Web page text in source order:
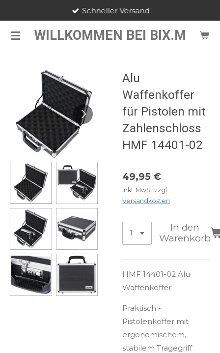
springen WILLKOMMEN BEI BIX.M
Schneller Versand
Alu
Waffenkoffer
für Pistolen mit
Zahlenschloss
HMF 14401-02
49,95 €
inkl. MwSt zzgl.
Versandkosten
In den
Warenkorb
HMF 14401-02 Alu
Waffenkoffer
Praktisch -
Pistolenkoffer mit
ergonomischem,
stabilem Tragegriff